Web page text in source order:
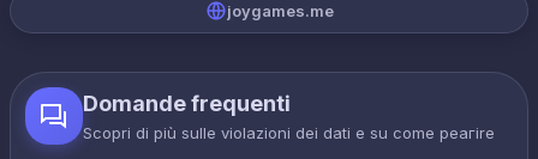
joygames.me
Domande frequenti
Scopri di più sulle violazioni dei dati e su come реагire